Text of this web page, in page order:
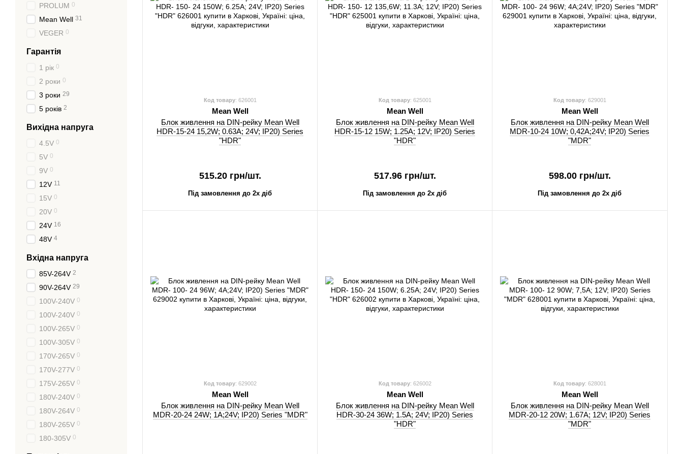
Код товару: 626001
Mean Well
Блок живлення на DIN-рейку Mean Well
HDR-15-24 15,2W; 0.63A; 24V; IP20) Series
"HDR"
515.20 грн/шт.
Під замовлення до 2х діб
Код товару: 625001
Mean Well
Блок живлення на DIN-рейку Mean Well
HDR-15-12 15W; 1.25A; 12V; IP20) Series
"HDR"
517.96 грн/шт.
Під замовлення до 2х діб
Код товару: 629001
Mean Well
Блок живлення на DIN-рейку Mean Well
MDR-10-24 10W; 0,42A;24V; IP20) Series
"MDR"
598.00 грн/шт.
Під замовлення до 2х діб
Код товару: 629002
Mean Well
Блок живлення на DIN-рейку Mean Well
MDR-20-24 24W; 1A;24V; IP20) Series "MDR"
Код товару: 626002
Mean Well
Блок живлення на DIN-рейку Mean Well
HDR-30-24 36W; 1.5A; 24V; IP20) Series
"HDR"
Код товару: 628001
Mean Well
Блок живлення на DIN-рейку Mean Well
MDR-20-12 20W; 1.67A; 12V; IP20) Series
"MDR"
PROLUM 0
Mean Well 31
VEGER 0
Гарантія
1 рік 0
2 роки 0
3 роки 29
5 років 2
Вихідна напруга
4.5V 0
5V 0
9V 0
12V 11
15V 0
20V 0
24V 16
48V 4
Вхідна напруга
85V-264V 2
90V-264V 29
100V-240V 0
100V-240V 0
100V-265V 0
100V-305V 0
170V-265V 0
170V-277V 0
175V-265V 0
180V-240V 0
180V-264V 0
180V-265V 0
180-305V 0